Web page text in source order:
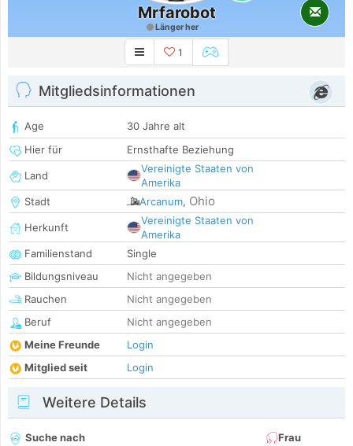
Mrfarobot
Länger her
1
Mitgliedsinformationen
Age
30 Jahre alt
Hier für
Ernsthafte Beziehung
Land
Vereinigte Staaten von
Amerika
Stadt
Arcanum, Ohio
Herkunft
Vereinigte Staaten von
Amerika
Familienstand
Single
Bildungsniveau
Nicht angegeben
Rauchen
Nicht angegeben
Beruf
Nicht angegeben
Meine Freunde
Login
Mitglied seit
Login
Weitere Details
Suche nach
Frau